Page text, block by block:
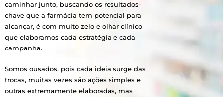
caminhar junto, buscando os resultados-
chave que a farmácia tem potencial para
alcançar, é com muito zelo e olhar clínico
que elaboramos cada estratégia e cada
campanha.
Somos ousados, pois cada ideia surge das
trocas, muitas vezes são ações simples e
outras extremamente elaboradas, mas